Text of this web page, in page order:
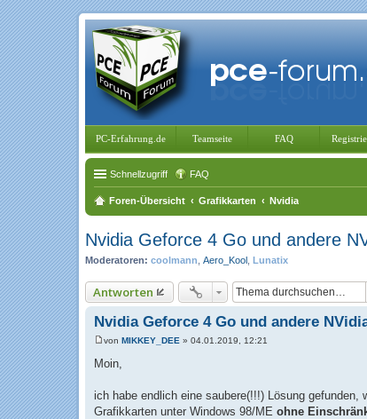
PC-Erfahrung.de Teamseite FAQ
Schnellzugriff FAQ
Foren-Übersicht Grafikkarten Nvidia
Nvidia Geforce 4 Go und andere
Moderatoren: coolmann Aero_Kool Lunatix
Antworten
Nvidia Geforce 4 Go und andere
i
r
a
g
von MIKKEY_DEE » 04.01.2019, 12:21
Moin,
ich habe endlich eine saubere(!!!) Lösung
Grafikkarten unter Windows 98/ME ohne